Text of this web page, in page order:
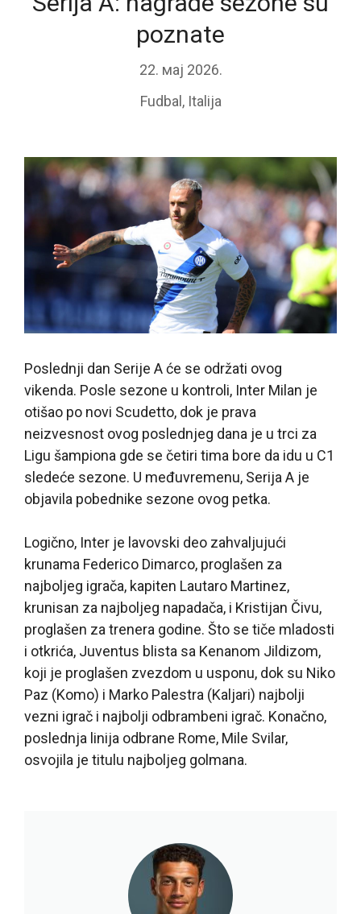
poznate
22. мај 2026.
Fudbal , Italija
Poslednji dan Serije A će se održati ovog
vikenda. Posle sezone u kontroli, Inter Milan je
otišao po novi Scudetto, dok je prava
neizvesnost ovog poslednjeg dana je u trci za
Ligu šampiona gde se četiri tima bore da idu u C1
sledeće sezone. U međuvremenu, Serija A je
objavila pobednike sezone ovog petka.
Logično, Inter je lavovski deo zahvaljujući
krunama Federico Dimarco, proglašen za
najboljeg igrača, kapiten Lautaro Martinez,
krunisan za najboljeg napadača, i Kristijan Čivu,
proglašen za trenera godine. Što se tiče mladosti
i otkrića, Juventus blista sa Kenanom Jildizom,
koji je proglašen zvezdom u usponu, dok su Niko
Paz (Komo) i Marko Palestra (Kaljari) najbolji
vezni igrač i najbolji odbrambeni igrač. Konačno,
poslednja linija odbrane Rome, Mile Svilar,
osvojila je titulu najboljeg golmana.